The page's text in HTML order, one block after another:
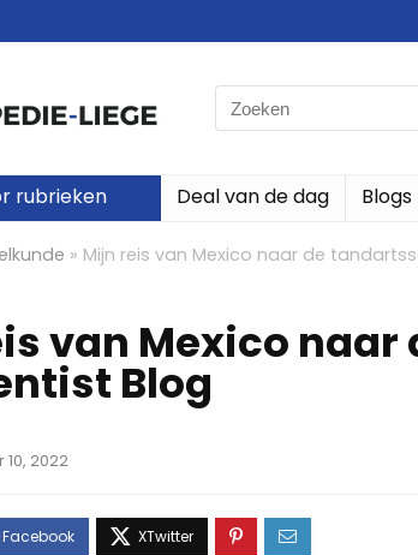
Search
for:
rubrieken Deal van de dag Blogs
» Mijn reis van Mexico naar de
van Mexico
Blog
2022